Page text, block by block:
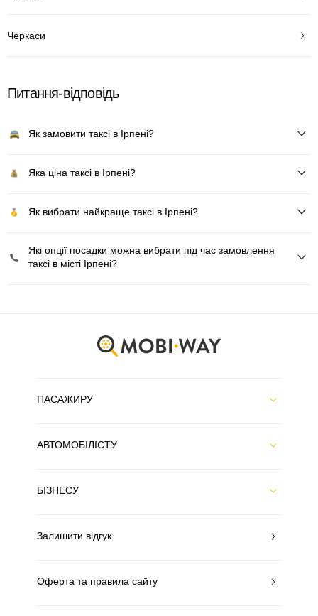
Черкаси
Питання-відповідь
Як замовити таксі в Ірпені?
Яка ціна таксі в Ірпені?
Як вибрати найкраще таксі в Ірпені?
Які опції посадки можна вибрати під час замовлення
таксі в місті Ірпені?
ПАСАЖИРУ
АВТОМОБІЛІСТУ
БІЗНЕСУ
Залишити відгук
Оферта та правила сайту